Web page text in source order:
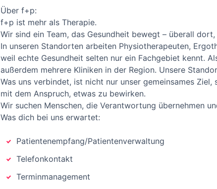
Über f+p:
f+p ist mehr als Therapie.
Wir sind ein Team, das Gesundheit bewegt – überall
In unseren Standorten arbeiten Physiotherapeuten,
weil echte Gesundheit selten nur ein Fachgebiet kennt.
außerdem mehrere Kliniken in der Region. Unsere
Was uns verbindet, ist nicht nur unser gemeinsames
mit dem Anspruch, etwas zu bewirken.
Wir suchen Menschen, die Verantwortung übernehmen
Was dich bei uns erwartet:
Patientenempfang/Patientenverwaltung
Telefonkontakt
Terminmanagement